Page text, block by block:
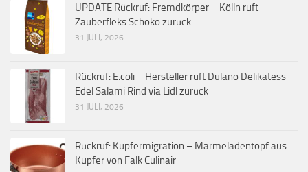
UPDATE Rückruf: Fremdkörper – Kölln ruft
Zauberfleks Schoko zurück
31 JULI, 2026
Rückruf: E.coli – Hersteller ruft Dulano Delikatess
Edel Salami Rind via Lidl zurück
31 JULI, 2026
Rückruf: Kupfermigration – Marmeladentopf aus
Kupfer von Falk Culinair